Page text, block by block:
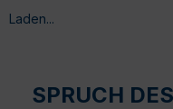
Laden...
SPRUCH